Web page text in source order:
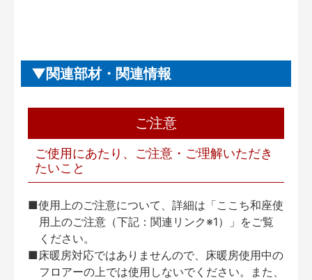
関連部材・関連情報
ご注意
ご使用にあたり、ご注意・ご理解いただき
たいこと
■使用上のご注意について、詳細は「ここち和座使
用上のご注意（下記：関連リンク※1）」をご覧
ください。
■床暖房対応ではありませんので、床暖房使用中の
フロアーの上では使用しないでください。また、